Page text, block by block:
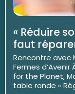
« Réduire
faut
Rencontre avec
Fermes
for the Planet,
table ronde «